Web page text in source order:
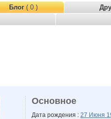
Блог( 0 )
Основное
Дата рождения : 27 Июня